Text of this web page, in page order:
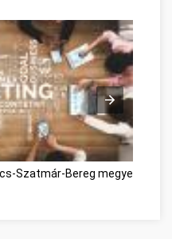
Szatmár-Bereg megye